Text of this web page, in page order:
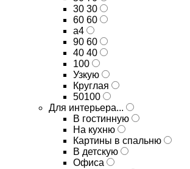
30 30
60 60
а4
90 60
40 40
100
Узкую
Круглая
50100
Для интерьера...
В гостинную
На кухню
Картины в спальню
В детскую
Офиса